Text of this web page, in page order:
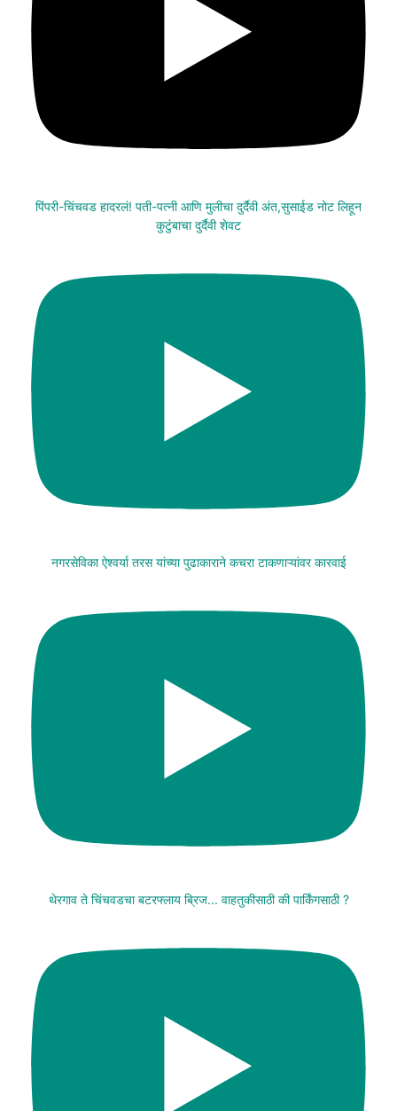
पिंपरी-चिंचवड हादरलं! पती-पत्नी आणि मुलीचा दुर्दैवी अंत,सुसाईड नोट लिहून
कुटुंबाचा दुर्दैवी शेवट
नगरसेविका ऐश्वर्या तरस यांच्या पुढाकाराने कचरा टाकणाऱ्यांवर कारवाई
थेरगाव ते चिंचवडचा बटरफ्लाय ब्रिज... वाहतुकीसाठी की पार्किंगसाठी ?